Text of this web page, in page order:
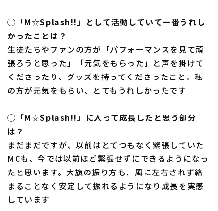
◯「M☆Splash!!」として活動していて一番うれし
かったことは？
生徒たちやファンの方が「パフォーマンスを見て頑
張ろうと思った」「元気をもらった」と声を掛けて
くださったり、グッズを持ってくださったこと。私
の方が元気をもらい、とてもうれしかったです
◯「M☆Splash!!」に入って成長したと思う部分
は？
まだまだですが、以前はとてつもなく緊張していた
MCも、今では以前ほど緊張せずにできるようになっ
たと思います。大旗の振り方も、風に左右されず絡
まることなく安定して振れるようになり成長を実感
しています